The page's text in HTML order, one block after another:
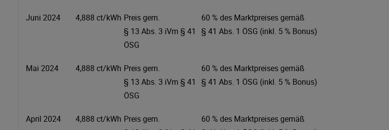
Juni 2024 4,888 ct/kWh Preis gem.
§ 13 Abs. 3 iVm § 41
ÖSG
60 % des Marktpreises gemäß
§ 41 Abs. 1 ÖSG (inkl. 5 % Bonus)
Mai 2024 4,888 ct/kWh Preis gem.
§ 13 Abs. 3 iVm § 41
ÖSG
60 % des Marktpreises gemäß
§ 41 Abs. 1 ÖSG (inkl. 5 % Bonus)
April 2024 4,888 ct/kWh Preis gem.
60 % des Marktpreises gemäß